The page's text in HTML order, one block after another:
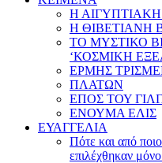
Η
Η ΘΙΒΕΤΙΑΝΗ
ΤΟ ΜΥΣΤΙΚΟ
‘ΚΟΣΜΙΚΗ
ΕΡΜΗΣ
ΠΛΑΤΩΝ
ΕΠΟΣ ΤΟΥ
ΕΝΟΥΜΑ ΕΛΙΣ
ΕΥΑΓΓΕΛΙΑ
Πότε και από
επιλέχθηκαν